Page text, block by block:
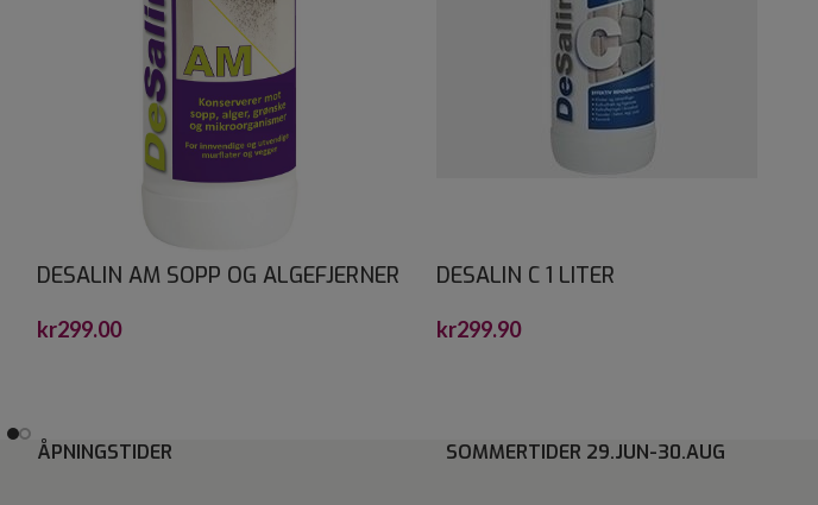
DESALIN AM SOPP OG ALGEFJERNER
kr299.00
DESALIN C 1 LITER
kr299.90
ÅPNINGSTIDER SOMMERTIDER 29.JUN-30.AUG